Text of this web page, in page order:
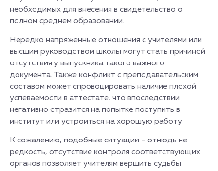
необходимых для внесения в свидетельство о
полном среднем образовании.
Нередко напряженные отношения с учителями или
высшим руководством школы могут стать причиной
отсутствия у выпускника такого важного
документа. Также конфликт с преподавательским
составом может спровоцировать наличие плохой
успеваемости в аттестате, что впоследствии
негативно отразится на попытке поступить в
институт или устроиться на хорошую работу.
К сожалению, подобные ситуации – отнюдь не
редкость, отсутствие контроля соответствующих
органов позволяет учителям вершить судьбы